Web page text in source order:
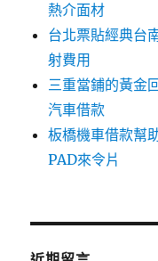
熱介面材
台北票貼經典台
射費用
三重當鋪的黃金
汽車借款
板橋機車借款幫
PAD來令片